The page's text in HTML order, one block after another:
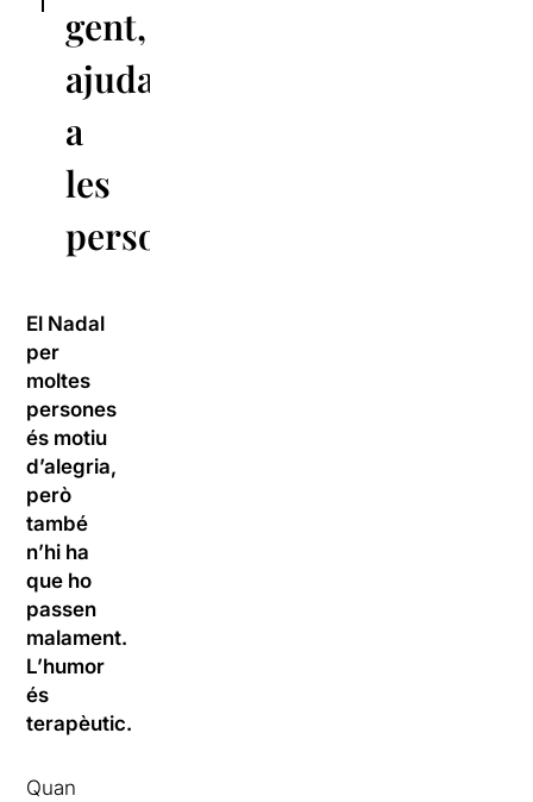
gent,
ajudar
a
les
persones”
El Nadal
per
moltes
persones
és motiu
d’alegria,
però
també
n’hi ha
que ho
passen
malament.
L’humor
és
terapèutic.
Quan